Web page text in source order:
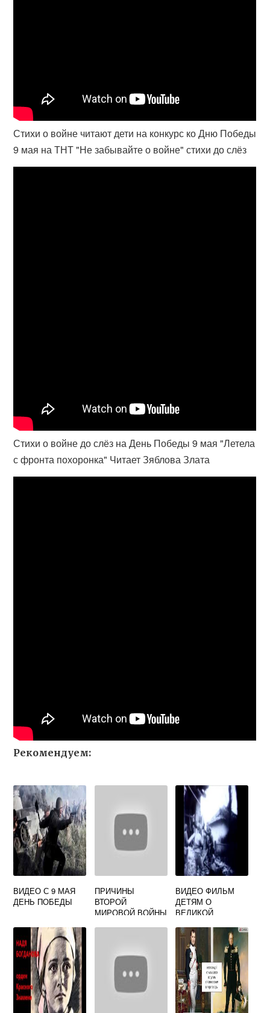
Стихи о войне читают дети на конкурс ко Дню Победы
9 мая на ТНТ "Не забывайте о войне" стихи до слёз
Стихи о войне до слёз на День Победы 9 мая "Летела
с фронта похоронка" Читает Зяблова Злата
Рекомендуем:
ВИДЕО С 9 МАЯ
ДЕНЬ ПОБЕДЫ
ПРИЧИНЫ
ВТОРОЙ
МИРОВОЙ ВОЙНЫ
ВИДЕО ФИЛЬМ
ДЕТЯМ О
ВЕЛИКОЙ
ВОЙНЕ